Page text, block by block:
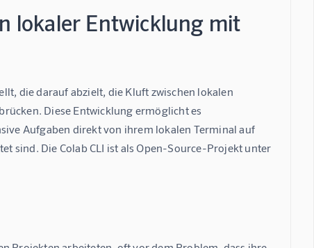
lokaler Entwicklung mit
die darauf abzielt, die Kluft zwischen lokalen
Diese Entwicklung ermöglicht es
Aufgaben direkt von ihrem lokalen Terminal auf
sind. Die Colab CLI ist als Open-Source-Projekt unter